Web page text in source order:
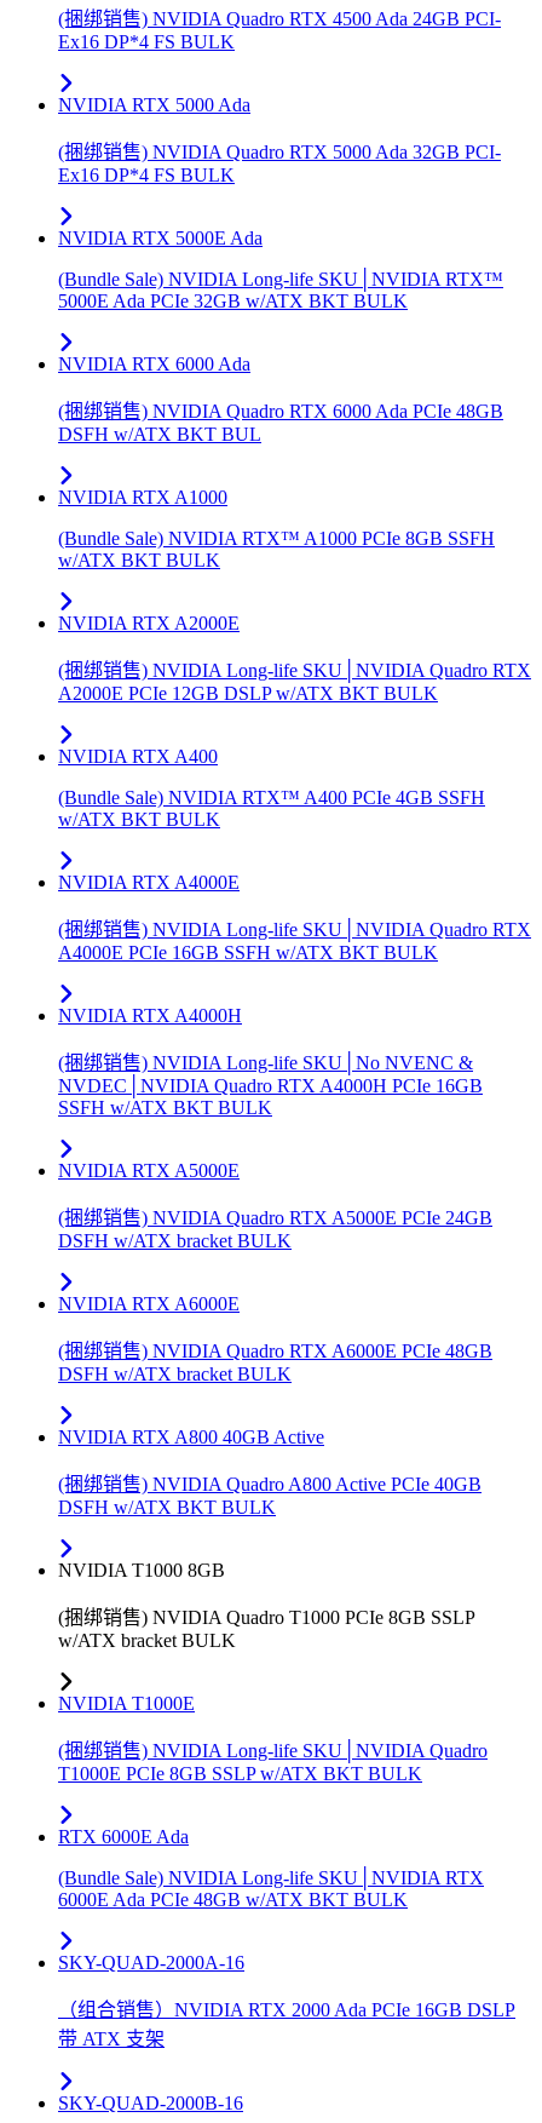
(捆绑销售) NVIDIA Quadro RTX 4500 Ada 24GB PCI-
Ex16 DP*4 FS BULK
NVIDIA RTX 5000 Ada
(捆绑销售) NVIDIA Quadro RTX 5000 Ada 32GB PCI-
Ex16 DP*4 FS BULK
NVIDIA RTX 5000E Ada
(Bundle Sale) NVIDIA Long-life SKU│NVIDIA RTX™
5000E Ada PCIe 32GB w/ATX BKT BULK
NVIDIA RTX 6000 Ada
(捆绑销售) NVIDIA Quadro RTX 6000 Ada PCIe 48GB
DSFH w/ATX BKT BUL
NVIDIA RTX A1000
(Bundle Sale) NVIDIA RTX™ A1000 PCIe 8GB SSFH
w/ATX BKT BULK
NVIDIA RTX A2000E
(捆绑销售) NVIDIA Long-life SKU│NVIDIA Quadro RTX
A2000E PCIe 12GB DSLP w/ATX BKT BULK
NVIDIA RTX A400
(Bundle Sale) NVIDIA RTX™ A400 PCIe 4GB SSFH
w/ATX BKT BULK
NVIDIA RTX A4000E
(捆绑销售) NVIDIA Long-life SKU│NVIDIA Quadro RTX
A4000E PCIe 16GB SSFH w/ATX BKT BULK
NVIDIA RTX A4000H
(捆绑销售) NVIDIA Long-life SKU│No NVENC &
NVDEC│NVIDIA Quadro RTX A4000H PCIe 16GB
SSFH w/ATX BKT BULK
NVIDIA RTX A5000E
(捆绑销售) NVIDIA Quadro RTX A5000E PCIe 24GB
DSFH w/ATX bracket BULK
NVIDIA RTX A6000E
(捆绑销售) NVIDIA Quadro RTX A6000E PCIe 48GB
DSFH w/ATX bracket BULK
NVIDIA RTX A800 40GB Active
(捆绑销售) NVIDIA Quadro A800 Active PCIe 40GB
DSFH w/ATX BKT BULK
NVIDIA T1000 8GB
(捆绑销售) NVIDIA Quadro T1000 PCIe 8GB SSLP
w/ATX bracket BULK
NVIDIA T1000E
(捆绑销售) NVIDIA Long-life SKU│NVIDIA Quadro
T1000E PCIe 8GB SSLP w/ATX BKT BULK
RTX 6000E Ada
(Bundle Sale) NVIDIA Long-life SKU│NVIDIA RTX
6000E Ada PCIe 48GB w/ATX BKT BULK
SKY-QUAD-2000A-16
（组合销售）NVIDIA RTX 2000 Ada PCIe 16GB DSLP
带 ATX 支架
SKY-QUAD-2000B-16